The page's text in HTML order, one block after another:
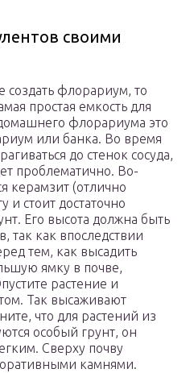
своими
флорариум, то
простая емкость для
флорариума это
или банка. Во время
до стенок сосуда,
проблематично. Во-
керамзит (отлично
стоит достаточно
Его высота должна быть
так как впоследствии
тем, как высадить
ямку в почве,
растение и
Так высаживают
что для растений из
особый грунт, он
Сверху почву
камнями.